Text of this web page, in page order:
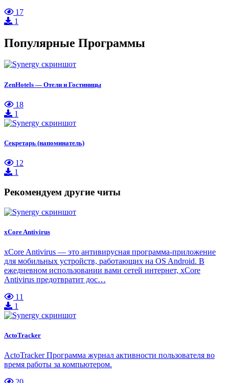
17
1
Популярные Программы
ZenHotels — Отели и Гостиницы
18
1
Секретарь (напоминатель)
12
1
Рекомендуем другие читы
xCore Antivirus
xCore Antivirus — это антивирусная программа-приложение
для мобильных устройств, работающих на OS Android. В
ежедневном использовании вами сетей интернет, xCore
Antivirus предотвратит дос…
11
1
ActoTracker
ActoTracker Программа журнал активности пользователя во
время работы за компьютером.